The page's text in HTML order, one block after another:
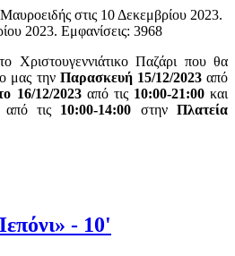
στις 10 Δεκεμβρίου 2023.
2023. Εμφανίσεις: 3968
Χριστουγεννιάτικο Παζάρι που θα
μας την Παρασκευή 15/12/2023από
16/12/2023από τις 10:00-21:00και
τις 10:00-14:00 στηνΠλατεία
- 10'